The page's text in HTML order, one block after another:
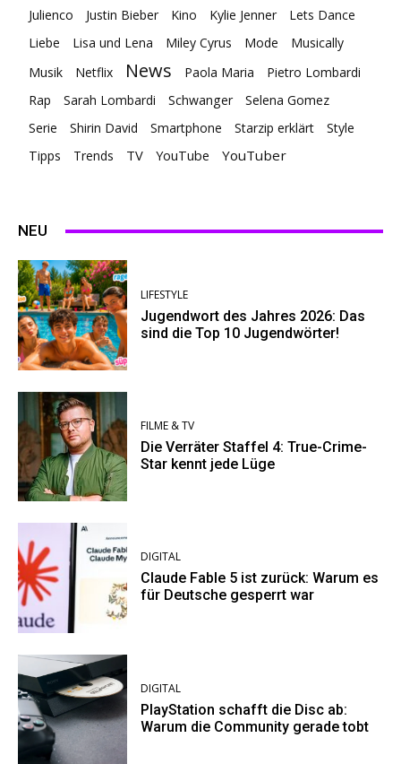
Julienco
Justin Bieber Kino Kylie Jenner
Lets Dance
Liebe
Lisa und Lena Miley Cyrus Mode
Musically
Musik
Netflix News Paola Maria
Pietro Lombardi
Rap
Sarah Lombardi Schwanger
Selena Gomez
Serie
Shirin David Smartphone Starzip erklärt
Style
Tipps
Trends TV YouTube YouTuber
NEU
LIFESTYLE
Jugendwort des Jahres 2026: Das
sind die Top 10 Jugendwörter!
FILME & TV
Die Verräter Staffel 4: True-Crime-
Star kennt jede Lüge
DIGITAL
Claude Fable 5 ist zurück: Warum es
für Deutsche gesperrt war
DIGITAL
PlayStation schafft die Disc ab:
Warum die Community gerade tobt